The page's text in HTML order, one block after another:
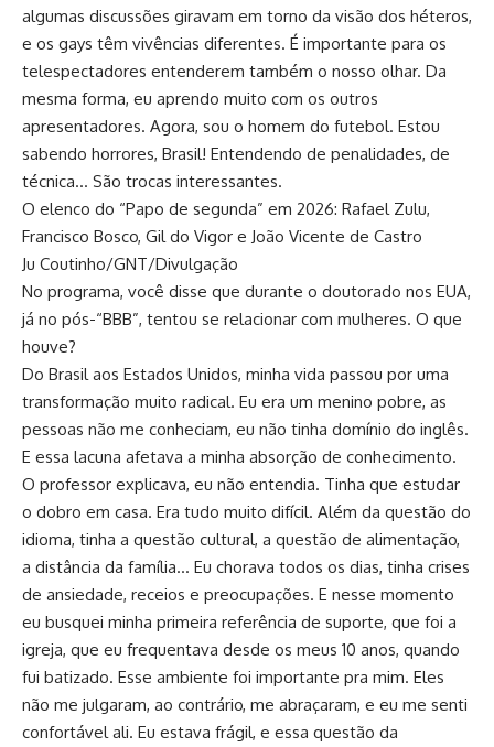
algumas discussões giravam em torno da visão dos héteros,
e os gays têm vivências diferentes. É importante para os
telespectadores entenderem também o nosso olhar. Da
mesma forma, eu aprendo muito com os outros
apresentadores. Agora, sou o homem do futebol. Estou
sabendo horrores, Brasil! Entendendo de penalidades, de
técnica… São trocas interessantes.
O elenco do “Papo de segunda” em 2026: Rafael Zulu,
Francisco Bosco, Gil do Vigor e João Vicente de Castro
Ju Coutinho/GNT/Divulgação
No programa, você disse que durante o doutorado nos EUA,
já no pós-“BBB”, tentou se relacionar com mulheres. O que
houve?
Do Brasil aos Estados Unidos, minha vida passou por uma
transformação muito radical. Eu era um menino pobre, as
pessoas não me conheciam, eu não tinha domínio do inglês.
E essa lacuna afetava a minha absorção de conhecimento.
O professor explicava, eu não entendia. Tinha que estudar
o dobro em casa. Era tudo muito difícil. Além da questão do
idioma, tinha a questão cultural, a questão de alimentação,
a distância da família… Eu chorava todos os dias, tinha crises
de ansiedade, receios e preocupações. E nesse momento
eu busquei minha primeira referência de suporte, que foi a
igreja, que eu frequentava desde os meus 10 anos, quando
fui batizado. Esse ambiente foi importante pra mim. Eles
não me julgaram, ao contrário, me abraçaram, e eu me senti
confortável ali. Eu estava frágil, e essa questão da